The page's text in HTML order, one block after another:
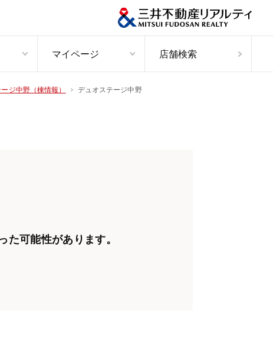
マイページ 店舗検索
ジ中野（棟情報） デュオステージ中野
た可能性があります。